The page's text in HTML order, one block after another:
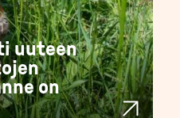
uuteen
on